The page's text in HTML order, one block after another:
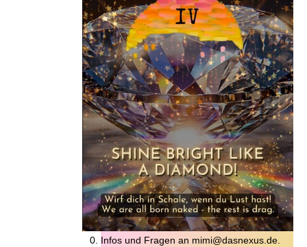
Infos und Fragen an mimi@dasnexus.de.